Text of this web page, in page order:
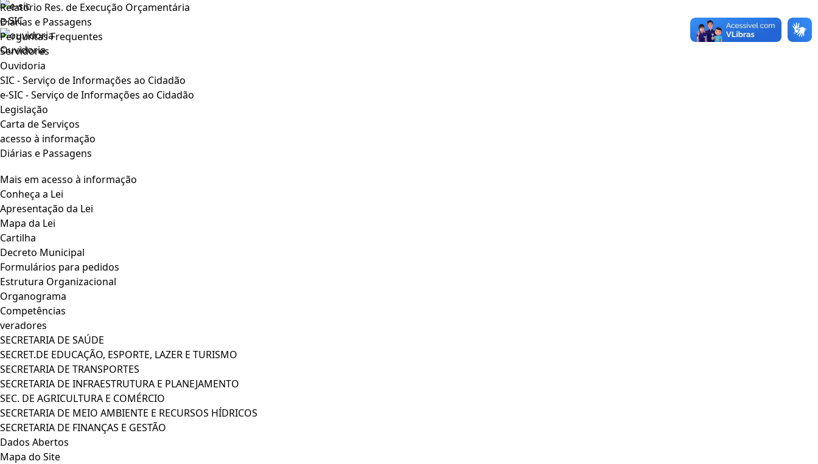
e-SIC
Ouvidoria
Relatório Res. de Execução Orçamentária
Diárias e Passagens
Perguntas Frequentes
Servidores
Ouvidoria
SIC - Serviço de Informações ao Cidadão
e-SIC - Serviço de Informações ao Cidadão
Legislação
Carta de Serviços
acesso à informação
Diárias e Passagens
Mais em acesso à informação
Conheça a Lei
Apresentação da Lei
Mapa da Lei
Cartilha
Decreto Municipal
Formulários para pedidos
Estrutura Organizacional
Organograma
Competências
veradores
SECRETARIA DE SAÚDE
SECRET.DE EDUCAÇÃO, ESPORTE, LAZER E TURISMO
SECRETARIA DE TRANSPORTES
SECRETARIA DE INFRAESTRUTURA E PLANEJAMENTO
SEC. DE AGRICULTURA E COMÉRCIO
SECRETARIA DE MEIO AMBIENTE E RECURSOS HÍDRICOS
SECRETARIA DE FINANÇAS E GESTÃO
Dados Abertos
Mapa do Site